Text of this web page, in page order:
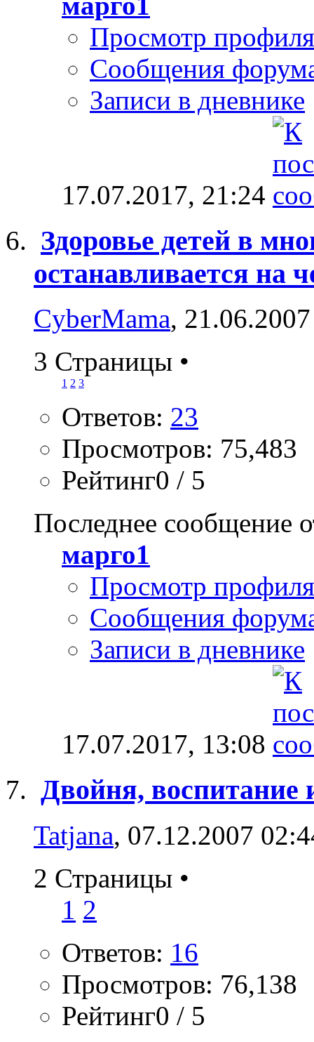
Просмотр профиля
Сообщения
Записи в дневнике
17.07.2017, 21:24
Здоровье детей в
останавливается на
CyberMama,
3 Страницы •
1 2 3
Ответов: 23
Просмотров: 75,483
Рейтинг0 / 5
Последнее сообщение
марго1
Просмотр профиля
Сообщения
Записи в дневнике
17.07.2017, 13:08
Двойня, воспитание
Tatjana, 07.12.2007
2 Страницы •
1 2
Ответов: 16
Просмотров: 76,138
Рейтинг0 / 5